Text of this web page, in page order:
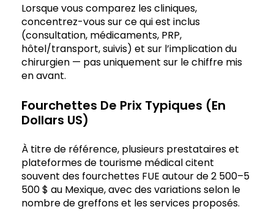
Lorsque vous comparez les cliniques,
concentrez-vous sur ce qui est inclus
(consultation, médicaments, PRP,
hôtel/transport, suivis) et sur l’implication du
chirurgien — pas uniquement sur le chiffre mis
en avant.
Fourchettes De Prix Typiques (en
Dollars US)
À titre de référence, plusieurs prestataires et
plateformes de tourisme médical citent
souvent des fourchettes FUE autour de 2 500–5
500 $ au Mexique, avec des variations selon le
nombre de greffons et les services proposés.